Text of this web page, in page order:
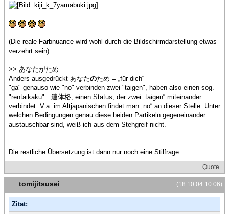
(Die reale Farbnuance wird wohl durch die Bildschirmdarstellung etwas
verzehrt sein)
>> あなたがため
Anders ausgedrückt あなたのため = „für dich“
"ga" genauso wie "no" verbinden zwei "taigen", haben also einen sog.
"rentaikaku" 連体格, einen Status, der zwei „taigen“ miteinander
verbindet. V.a. im Altjapanischen findet man „no“ an dieser Stelle. Unter
welchen Bedingungen genau diese beiden Partikeln gegeneinander
austauschbar sind, weiß ich aus dem Stehgreif nicht.
Die restliche Übersetzung ist dann nur noch eine Stilfrage.
Quote
(18.10.04 10:06)
tomijitsusei
Zitat: